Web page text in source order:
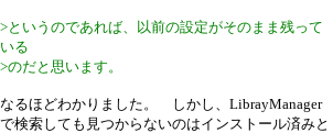
>というのであれば、以前の設定がそのまま残って
いる
>のだと思います。
なるほどわかりました。 しかし、LibrayManager
で検索しても見つからないのはインストール済みと